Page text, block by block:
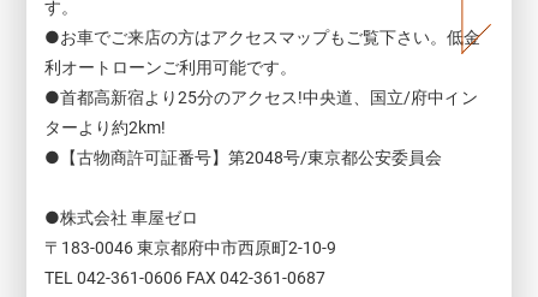
す。
●お車でご来店の方はアクセスマップもご覧下さい。低金
利オートローンご利用可能です。
●首都高新宿より25分のアクセス!中央道、国立/府中イン
ターより約2km!
●【古物商許可証番号】第2048号/東京都公安委員会
●株式会社 車屋ゼロ
〒183-0046 東京都府中市西原町2-10-9
TEL 042-361-0606 FAX 042-361-0687
SCROLL